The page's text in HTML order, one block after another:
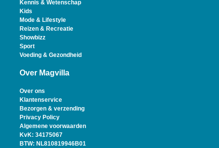
Kennis & Wetenschap
Kids
Mode & Lifestyle
Reizen & Recreatie
Showbizz
Sport
Voeding & Gezondheid
Over Magvilla
Over ons
Klantenservice
Bezorgen & verzending
Privacy Policy
Algemene voorwaarden
KvK: 34175067
BTW: NL810819946B01